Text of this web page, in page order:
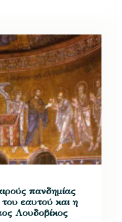
πανδημίας
εαυτού και η
Λουδοβίκος